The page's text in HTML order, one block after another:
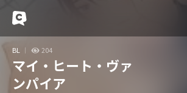
BL 204
マイ・ヒート・ヴァ
ンパイア